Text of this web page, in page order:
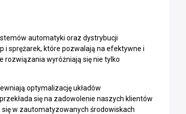
automatyki oraz dystrybucji
i sprężarek, które pozwalają na efektywne i
rozwiązania wyróżniają się nie tylko
optymalizację układów
się na zadowolenie naszych klientów
w zautomatyzowanych środowiskach